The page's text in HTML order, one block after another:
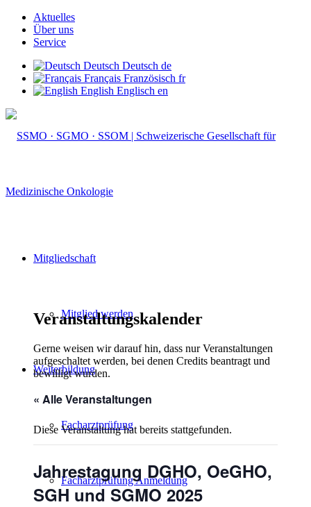
Aktuelles
Über uns
Service
Deutsch Deutsch de
Français Französisch fr
English Englisch en
Mitgliedschaft
Mitglied werden
Weiterbildung
Facharztprüfung
Facharztprüfung Anmeldung
Veranstaltungskalender
Gerne weisen wir darauf hin, dass nur Veranstaltungen
aufgeschaltet werden, bei denen Credits beantragt und
bewilligt wurden.
« Alle Veranstaltungen
Diese Veranstaltung hat bereits stattgefunden.
Jahrestagung DGHO, OeGHO,
SGH und SGMO 2025